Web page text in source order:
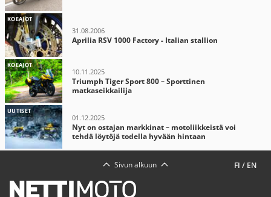
KOEAJOT
31.08.2006
Aprilia RSV 1000 Factory - Italian stallion
KOEAJOT
10.11.2025
Triumph Tiger Sport 800 – Sporttinen
matkaseikkailija
UUTISET
01.12.2025
Nyt on ostajan markkinat – motoliikkeistä voi
tehdä löytöjä todella hyvään hintaan
FI / EN
Sivun alkuun